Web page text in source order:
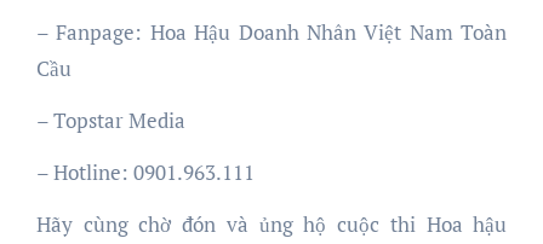
– Fanpage: Hoa Hậu Doanh Nhân Việt Nam Toàn
Cầu
– Topstar Media
– Hotline: 0901.963.111
Hãy cùng chờ đón và ủng hộ cuộc thi Hoa hậu